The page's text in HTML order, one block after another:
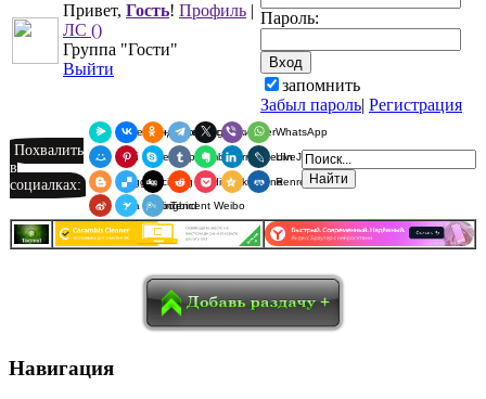
Привет, Гость! Профиль |
ЛС ()
Группа "Гости"
Выйти
Пароль:
запомнить
Забыл пароль| Регистрация
Похвалить
в
социалках:
Я.Мессенджер
ВКонтакте
Одноклассники
Telegram
X ViberWhatsApp
Мой МирPinterest
SkypeTumblrEvernoteLinkedInLiveJournal
BloggerDelicious
Digg redditPocketQzoneRenren
Sina Weibo
SurfingbirdTencent Weibo
Навигация